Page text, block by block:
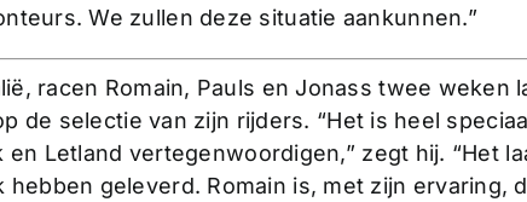
We zullen deze situatie aankunnen.”
racen Romain, Pauls en Jonass twee weken
de selectie van zijn rijders. “Het is heel
Letland vertegenwoordigen,” zegt hij. “Het
geleverd. Romain is, met zijn ervaring,